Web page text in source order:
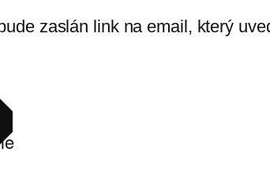
zaslán link na email, který